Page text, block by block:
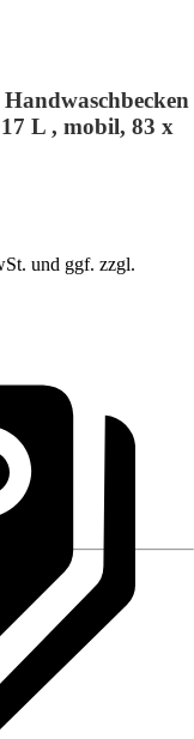
L , mobil, 83 x
und ggf. zzgl.